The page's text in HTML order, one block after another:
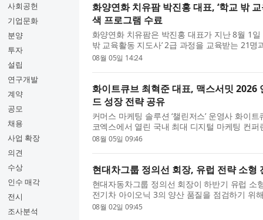
사회공헌
기업문화
분양
투자
설립
연구개발
계약
공모
채용
사업 확장
의견
수상
인수 매각
전시
조사분석
화양연화 치유팜 박진홍 대표, ‘학교 밖
색 프로그램 수료
화양연화 치유팜은 박진홍 대표가 지난 8월 1일
밖 교육활동 지도사’ 2급 과정을 교육받는 21명
프로그램’​을 성공적으로 수료했다고 밝혔다.
08월 05일 14:24
화이트큐브 최혁준 대표, 맥스서밋
드 성장 전략 공유
커머스 마케팅 솔루션 ‘챌린저스’ 운영사 화이
코엑스에서 열린 국내 최대 디지털 마케팅 컨퍼
2026’에서 연사로 나서, 커머스 환경에서 브랜
08월 05일 09:46
현대차그룹 정의선 회장, 유럽 전략 소형
현대자동차그룹 정의선 회장이 하반기 유럽 소
전기차 아이오닉 3의 양산 품질을 점검하기 위
선 회장은 지난 7월 30일(현지 시간) 이스탄불
08월 02일 09:45